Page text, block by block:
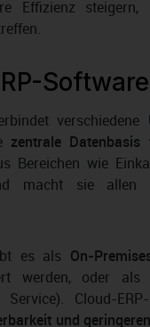
Effizienz
verschiedene
zentrale
Bereichen wie
macht sie allen
es als On-
werden, oder als
Cloud-
und